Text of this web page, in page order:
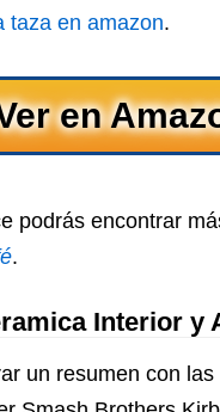
taza en amazon.
podrás encontrar
.
Interior y
un resumen con